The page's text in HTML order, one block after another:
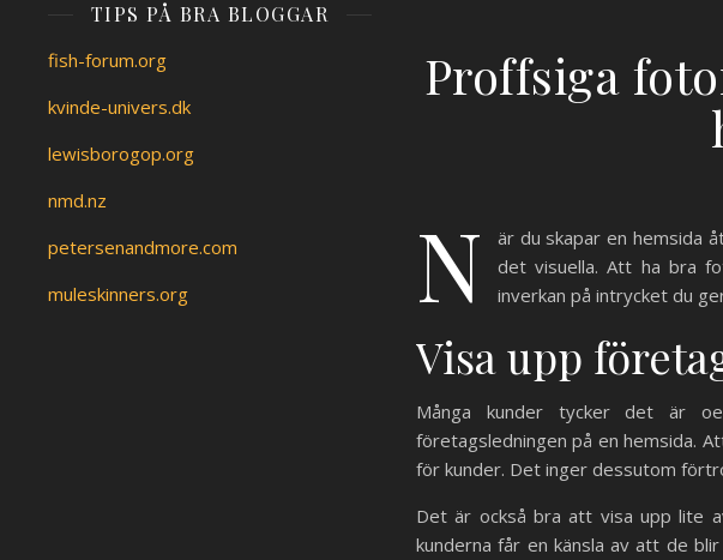
TIPS PÅ BRA BLOGGAR
fish-forum.org
kvinde-univers.dk
lewisborogop.org
nmd.nz
petersenandmore.com
muleskinners.org
Proffsiga
N
är du skapar en hemsida
det visuella. Att ha bra
inverkan på intrycket du
Visa upp
Många kunder tycker det är
företagsledningen på en hemsida.
för kunder. Det inger dessutom
Det är också bra att visa upp lite
kunderna får en känsla av att de